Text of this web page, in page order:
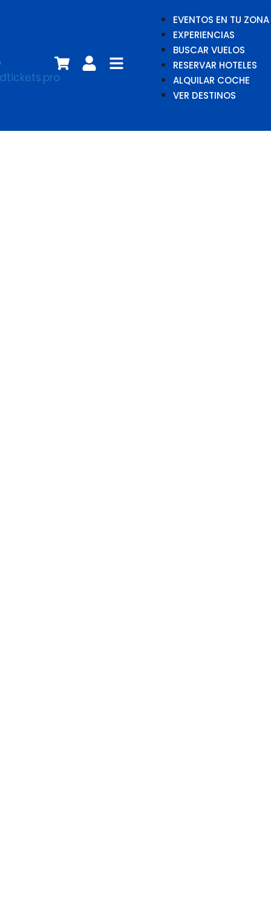
EVENTOS EN TU ZONA
EXPERIENCIAS
BUSCAR VUELOS
RESERVAR HOTELES
ALQUILAR COCHE
VER DESTINOS